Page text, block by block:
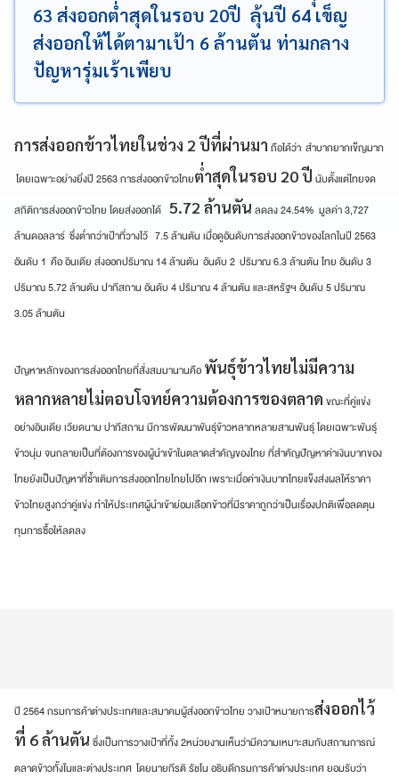
63 ส่งออกต่ำสุดในรอบ 20ปี ลุ้นปี 64 เข็ญ
ส่งออกให้ได้ตามาเป้า 6 ล้านตัน ท่ามกลาง
ปัญหารุ่มเร้าเพียบ
การส่งออกข้าวไทยในช่วง 2 ปีที่ผ่านมา ถือได้ว่า สำบากยากเข็ญมาก
โดยเฉพาะอย่างยิ่งปี 2563 การส่งออกข้าวไทยต่ำสุดในรอบ 20 ปี นับตั้งแต่ไทยจด
สถิติการส่งออกข้าวไทย โดยส่งออกได้ 5.72 ล้านตัน ลดลง 24.54% มูลค่า 3,727
ล้านดอลลาร์ ซึ่งต่ำกว่าเป้าที่วางไว้ 7.5 ล้านตัน เมื่อดูอันดับการส่งออกข้าวของโลกในปี 2563
อันดับ 1 คือ อินเดีย ส่งออกปริมาณ 14 ล้านตัน อันดับ 2 ปริมาณ 6.3 ล้านตัน ไทย อันดับ 3
ปริมาณ 5.72 ล้านตัน ปากีสถาน อันดับ 4 ปริมาณ 4 ล้านตัน และสหรัฐฯ อันดับ 5 ปริมาณ
3.05 ล้านตัน
ปัญหาหลักของการส่งออกไทยที่สั่งสมมานานคือ พันธุ์ข้าวไทยไม่มีความ
หลากหลายไม่ตอบโจทย์ความต้องการของตลาด ขณะที่คู่แข่ง
อย่างอินเดีย เวียดนาม ปากีสถาน มีการพัฒนาพันธุ์ข้าวหลากหลายสานพันธุ์ โดยเฉพาะพันธุ์
ข้าวนุ่ม จนกลายเป็นที่ต้องการของผู้นำเข้าในตลาดสำคัญของไทย ที่สำคัญปัญหาค่าเงินบาทของ
ไทยยังเป็นปัญหาที่ซ้ำเติมการส่งออกไทยไทยไปอีก เพราะเมื่อค่าเงินบาทไทยแข็งส่งผลให้ราคา
ข้าวไทยสูงกว่าคู่แข่ง ทำให้ประเทศผู้นำเข้าย่อมเลือกข้าวที่มีราคาถูกว่าเป็นเรื่องปกติเพื่อลดตุน
ทุนการซื้อให้ลดลง
ปี 2564 กรมการค้าต่างประเทศและสมาคมผู้ส่งออกข้าวไทย วางเป้าหมายการส่งออกไว้
ที่ 6 ล้านตัน ซึ่งเป็นการวางเป้าที่ทั้ง 2หน่วยงานเห็นว่ามีความเหมาะสมกับสถานการณ์
ตลาดข้าวทั้งในและต่างประเทศ โดยนายกีรติ รัชโน อธิบดีกรมการค้าต่างประเทศ ยอมรับว่า